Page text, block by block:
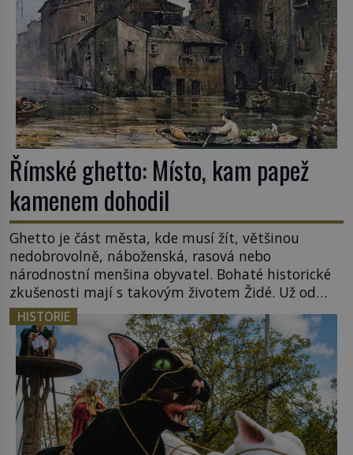
Římské ghetto: Místo, kam papež
kamenem dohodil
Ghetto je část města, kde musí žít, většinou
nedobrovolně, náboženská, rasová nebo
národnostní menšina obyvatel. Bohaté historické
zkušenosti mají s takovým životem Židé. Už od
středověku jsou totiž v každou chvíli nuceni v
nějakém žít. Mezi ty nejslavnější patří i římské
ghetto založené v roce 1555. Pokud jde o vztah
k Židům, nemá se Řím čím chlubit. […]
HISTORIE